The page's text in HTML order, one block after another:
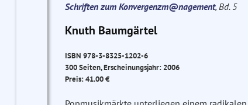
Schriften zum Konvergenzm@nagement, Bd. 5
Knuth Baumgärtel
ISBN 978-3-8325-1202-6
300 Seiten, Erscheinungsjahr: 2006
Preis: 41.00 €